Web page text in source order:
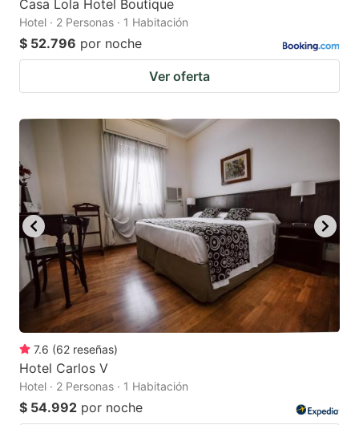
Casa Lola Hotel Boutique
Hotel · 2 Personas · 1 Habitación
$ 52.796 por noche
Ver oferta
7.6 (62 reseñas)
Hotel Carlos V
Hotel · 2 Personas · 1 Habitación
$ 54.992 por noche